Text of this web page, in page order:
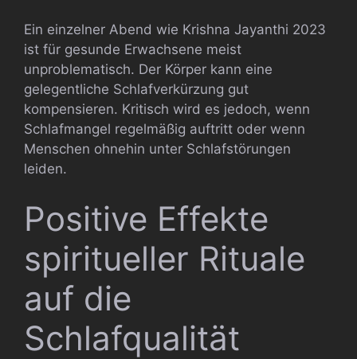
Ein einzelner Abend wie Krishna Jayanthi 2023
ist für gesunde Erwachsene meist
unproblematisch. Der Körper kann eine
gelegentliche Schlafverkürzung gut
kompensieren. Kritisch wird es jedoch, wenn
Schlafmangel regelmäßig auftritt oder wenn
Menschen ohnehin unter Schlafstörungen
leiden.
Positive Effekte
spiritueller Rituale
auf die
Schlafqualität